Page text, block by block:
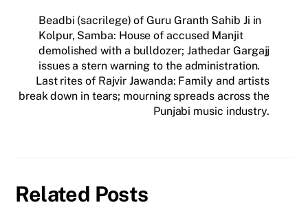
Beadbi (sacrilege) of Guru Granth Sahib Ji in
Kolpur, Samba: House of accused Manjit
demolished with a bulldozer; Jathedar Gargajj
issues a stern warning to the administration.
Last rites of Rajvir Jawanda: Family and artists
break down in tears; mourning spreads across the
Punjabi music industry.
Related Posts